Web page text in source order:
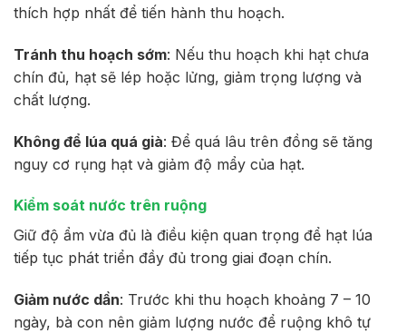
thích hợp nhất để tiến hành thu hoạch.
Tránh thu hoạch sớm: Nếu thu hoạch khi hạt chưa
chín đủ, hạt sẽ lép hoặc lửng, giảm trọng lượng và
chất lượng.
Không để lúa quá già: Để quá lâu trên đồng sẽ tăng
nguy cơ rụng hạt và giảm độ mẩy của hạt.
Kiểm soát nước trên ruộng
Giữ độ ẩm vừa đủ là điều kiện quan trọng để hạt lúa
tiếp tục phát triển đầy đủ trong giai đoạn chín.
Giảm nước dần: Trước khi thu hoạch khoảng 7 – 10
ngày, bà con nên giảm lượng nước để ruộng khô tự